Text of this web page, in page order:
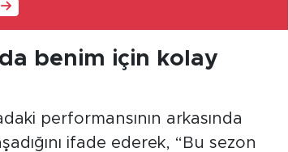
benim için kolay
performansının arkasında
ifade ederek, “Bu sezon